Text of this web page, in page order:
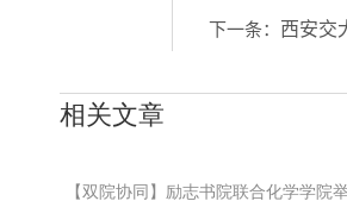
下一条： 西安交
相关文章
【双院协同】励志书院联合化学学院